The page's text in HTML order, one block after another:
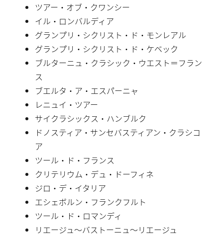
ツアー・オブ・クワンシー
イル・ロンバルディア
グランプリ・シクリスト・ド・モンレアル
グランプリ・シクリスト・ド・ケベック
ブルターニュ・クラシック・ウエスト＝フラン
ス
ブエルタ・ア・エスパーニャ
レニュイ・ツアー
サイクラシックス・ハンブルク
ドノスティア・サンセバスティアン・クラシコ
ア
ツール・ド・フランス
クリテリウム・デュ・ドーフィネ
ジロ・デ・イタリア
エシェボルン・フランクフルト
ツール・ド・ロマンディ
リエージュ〜バストーニュ〜リエージュ